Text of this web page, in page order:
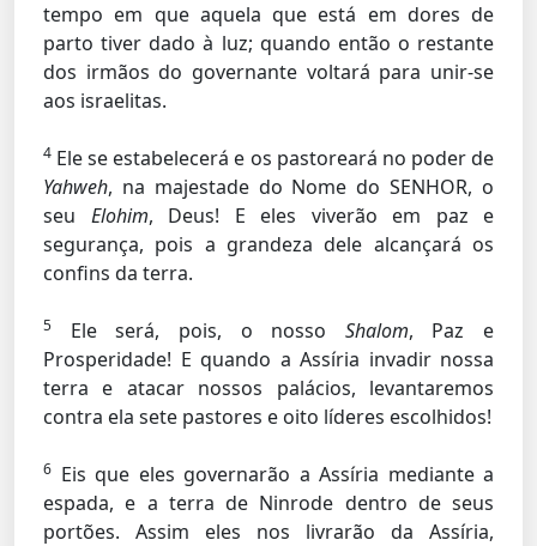
tempo em que aquela que está em dores de
parto tiver dado à luz; quando então o restante
dos irmãos do governante voltará para unir-se
aos israelitas.
4 Ele se estabelecerá e os pastoreará no poder de
Yahweh, na majestade do Nome do SENHOR, o
seu Elohim, Deus! E eles viverão em paz e
segurança, pois a grandeza dele alcançará os
confins da terra.
5 Ele será, pois, o nosso Shalom, Paz e
Prosperidade! E quando a Assíria invadir nossa
terra e atacar nossos palácios, levantaremos
contra ela sete pastores e oito líderes escolhidos!
6 Eis que eles governarão a Assíria mediante a
espada, e a terra de Ninrode dentro de seus
portões. Assim eles nos livrarão da Assíria,